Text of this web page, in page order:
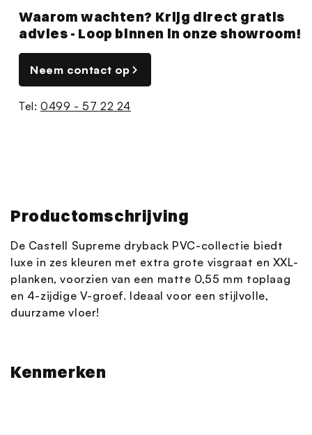
Waarom wachten? Krijg direct gratis
advies - Loop binnen in onze showroom!
Neem contact op
Tel:0499 - 57 22 24
Productomschrijving
De Castell Supreme dryback PVC-collectie biedt
luxe in zes kleuren met extra grote visgraat en XXL-
planken, voorzien van een matte 0,55 mm toplaag
en 4-zijdige V-groef. Ideaal voor een stijlvolle,
duurzame vloer!
Kenmerken